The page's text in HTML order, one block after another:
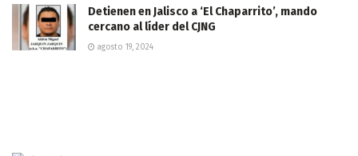
Detienen en Jalisco a ‘El Chaparrito’, mando
cercano al líder del CJNG
agosto 19, 2024